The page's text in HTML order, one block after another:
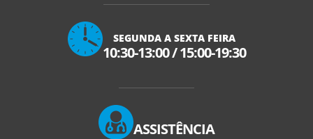
SEGUNDA A SEXTA FEIRA
10:30-13:00/15:00-19:30
ASSISTÊNCIA